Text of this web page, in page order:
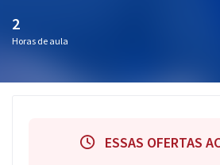
2
Horas de aula
ESSAS OFERTAS